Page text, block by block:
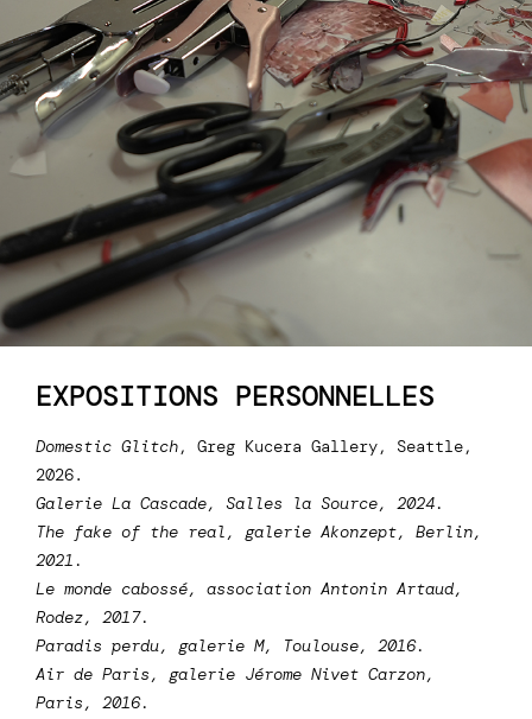
EXPOSITIONS PERSONNELLES
Domestic Glitch, Greg Kucera Gallery, Seattle,
2026.
Galerie La Cascade, Salles la Source, 2024.
The fake of the real, galerie Akonzept, Berlin,
2021.
Le monde cabossé, association Antonin Artaud,
Rodez, 2017.
Paradis perdu, galerie M, Toulouse, 2016.
Air de Paris, galerie Jérome Nivet Carzon,
Paris, 2016.